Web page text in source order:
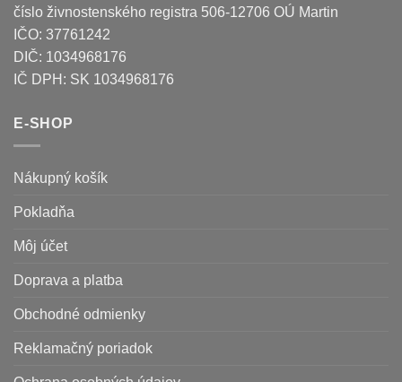
číslo živnostenského registra 506-12706 OÚ Martin
IČO: 37761242
DIČ: 1034968176
IČ DPH: SK 1034968176
E-SHOP
Nákupný košík
Pokladňa
Môj účet
Doprava a platba
Obchodné odmienky
Reklamačný poriadok